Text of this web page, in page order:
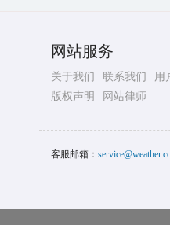
网站服务
关于我们 联系我们
用
版权声明
网站律师
客服邮箱：